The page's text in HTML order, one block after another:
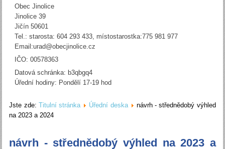
Obec Jinolice
Jinolice 39
Jičín 50601
Tel.: starosta: 604 293 433, místostarostka:775 981 977
Email:urad@obecjinolice.cz
IČO: 00578363
Datová schránka: b3qbgq4
Úřední hodiny: Pondělí 17-19 hod
Jste zde: Titulní stránka Úřední deska
návrh - střednědobý výhled
na 2023 a 2024
návrh - střednědobý výhled na 2023 a